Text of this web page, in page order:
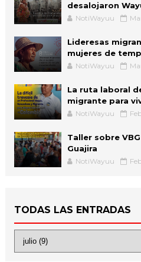
desalojaron
NotiWayuu
Lideresas
mujeres de
NotiWayuu
La ruta laboral
migrante para
NotiWayuu
Taller sobre
Guajira
NotiWayuu
TODAS LAS ENTRADAS